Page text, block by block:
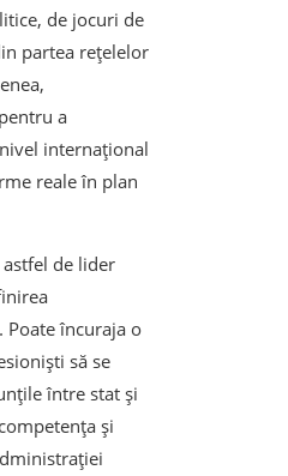
de jocuri de
partea rețelelor
a
internațional
reale în plan
de lider
încuraja o
să se
între stat și
și